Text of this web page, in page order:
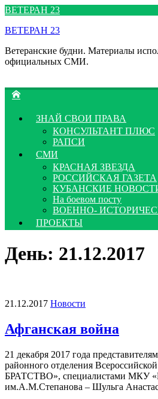
Перейти
содержимому
ВЕТЕРАН 23
ВЕТЕРАН 23
Ветеранские будни. Материалы
официальных СМИ.
ЗНАЙ СВОИ ПРАВА
КОНСУЛЬТАНТ ПЛЮС
РАПСИ
СМИ
КРАСНАЯ ЗВЕЗДА
РОССИЙСКАЯ ГАЗЕТА
КУБАНСКИЕ
На боевом посту
ВОЕННО-
ПРОЕКТЫ
День: 21.12.2017
21.12.2017 Новости
Афганская война
21 декабря 2017 года
районного отделения
БРАТСТВО», специалистами МКУ
им.А.М.Степанова – Шульга